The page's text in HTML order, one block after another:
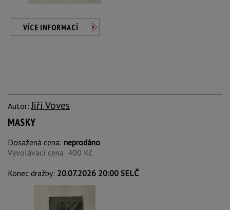
VÍCE INFORMACÍ
Autor:Jiří Voves
MASKY
Dosažená cena: neprodáno
Vyvolávací cena: 400 Kč
Konec dražby: 20.07.2026 20:00 SELČ